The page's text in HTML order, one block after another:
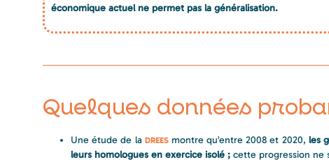
économique actuel ne permet pas la généralisation.
Quelques données
Une étude de la DREESmontre qu’entre 2008 et 2020, les
leurs homologues en exercice isolé ; cette progression ne